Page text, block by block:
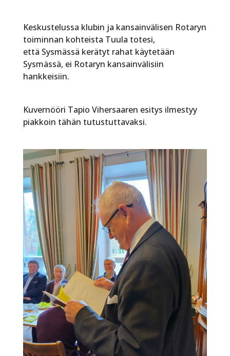
Keskustelussa klubin ja kansainvälisen Rotaryn
toiminnan kohteista Tuula totesi,
että Sysmässä kerätyt rahat käytetään
Sysmässä, ei Rotaryn kansainvälisiin
hankkeisiin.
Kuvernööri Tapio Vihersaaren esitys ilmestyy
piakkoin tähän tutustuttavaksi.